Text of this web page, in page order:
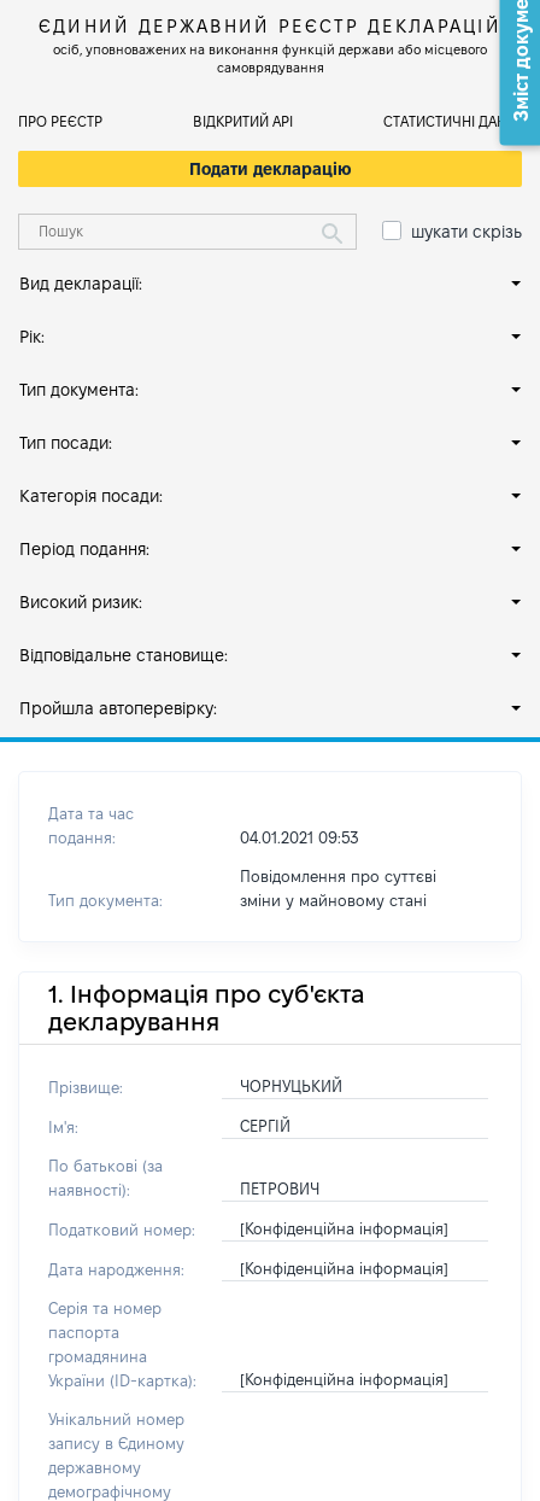
ЄДИНИЙ ДЕРЖАВНИЙ РЕЄСТР ДЕКЛАРАЦІЙ
осіб, уповноважених на виконання функцій держави або місцевого
самоврядування
ПРО РЕЄСТР ВІДКРИТИЙ АРІ СТАТИСТИЧНІ ДАНІ
Подати декларацію
шукати скрізь
Вид декларації:
Рік:
Тип документа:
Тип посади:
Категорія посади:
Період подання:
Високий ризик:
Відповідальне становище:
Пройшла автоперевірку:
Дата та час
подання:
04.01.2021 09:53
Тип документа:
Повідомлення про суттєві
зміни y майновому стані
1. Інформація про суб'єкта
декларування
Прізвище: ЧОРНУЦЬКИЙ
Ім'я: СЕРГІЙ
По батькові (за
наявності):
ПЕТРОВИЧ
Податковий номер: [Конфіденційна інформація]
Дата народження: [Конфіденційна інформація]
Серія та номер
паспорта
громадянина
України (ID-картка):
[Конфіденційна інформація]
Унікальний номер
запису в Єдиному
державному
демографічному
Зміст документа